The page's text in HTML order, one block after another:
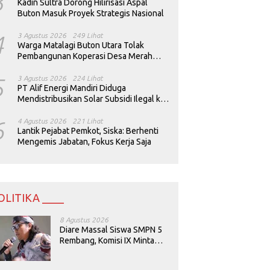
Kadin Sultra Dorong Hilirisasi Aspal
Buton Masuk Proyek Strategis Nasional
3 Agustus 2026 249 Lihat
Warga Matalagi Buton Utara Tolak
Pembangunan Koperasi Desa Merah
3 Agustus 2026 224 Lihat
PT Alif Energi Mandiri Diduga
Mendistribusikan Solar Subsidi Ilegal ke
4 Agustus 2026 221 Lihat
Lantik Pejabat Pemkot, Siska: Berhenti
Mengemis Jabatan, Fokus Kerja Saja
____
8 Agustus 2026
Diare Massal Siswa SMPN 5
Rembang, Komisi IX Minta